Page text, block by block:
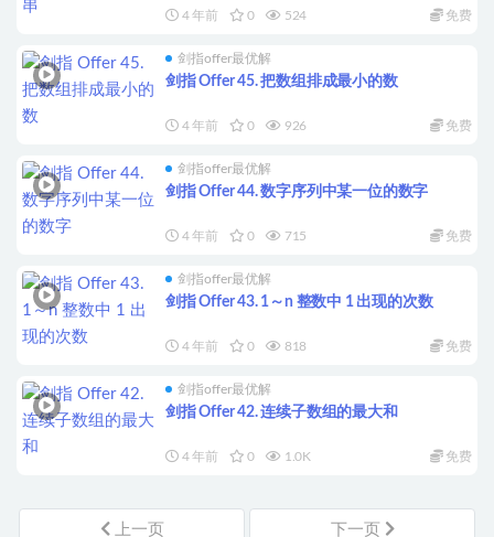
4 年前 0 524 免费
剑指offer最优解
剑指 Offer 45. 把数组排成最小的数
4 年前 0 926 免费
剑指offer最优解
剑指 Offer 44. 数字序列中某一位的数字
4 年前 0 715 免费
剑指offer最优解
剑指 Offer 43. 1～n 整数中 1 出现的次数
4 年前 0 818 免费
剑指offer最优解
剑指 Offer 42. 连续子数组的最大和
4 年前 0 1.0K 免费
上一页 下一页